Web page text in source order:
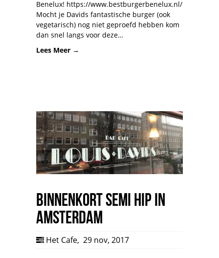
Benelux! https://www.bestburgerbenelux.nl/
Mocht je Davids fantastische burger (ook
vegetarisch) nog niet geproefd hebben kom
dan snel langs voor deze…
Lees Meer →
Binnenkort Semi Hip in
Amsterdam
Het Cafe, 29 nov, 2017